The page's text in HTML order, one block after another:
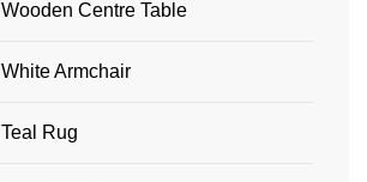
Wooden Centre Table
White Armchair
Teal Rug